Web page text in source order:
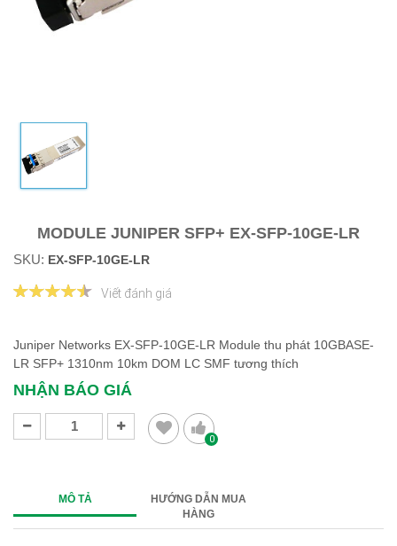
MODULE JUNIPER SFP+ EX-SFP-10GE-LR
SKU: EX-SFP-10GE-LR
Viết đánh giá
Juniper Networks EX-SFP-10GE-LR Module thu phát 10GBASE-
LR SFP+ 1310nm 10km DOM LC SMF tương thích
NHẬN BÁO GIÁ
0
MÔ TẢ
HƯỚNG DẪN MUA
HÀNG